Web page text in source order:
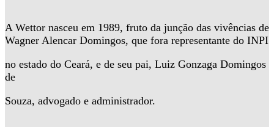
A Wettor nasceu em 1989, fruto da junção das vivências de
Wagner Alencar Domingos, que fora representante do INPI
no estado do Ceará, e de seu pai, Luiz Gonzaga Domingos
de
Souza, advogado e administrador.